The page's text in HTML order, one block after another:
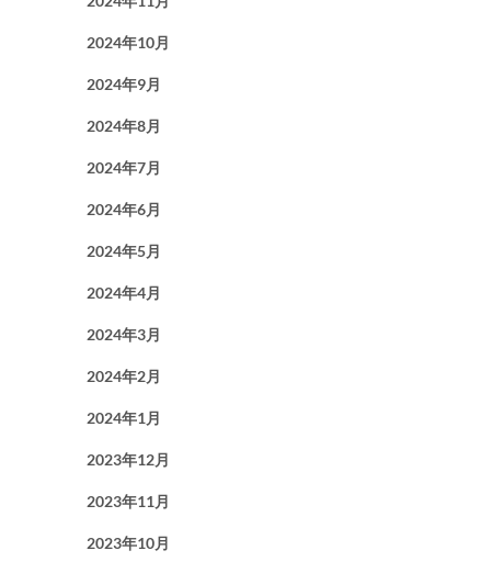
2024年10月
2024年9月
2024年8月
2024年7月
2024年6月
2024年5月
2024年4月
2024年3月
2024年2月
2024年1月
2023年12月
2023年11月
2023年10月